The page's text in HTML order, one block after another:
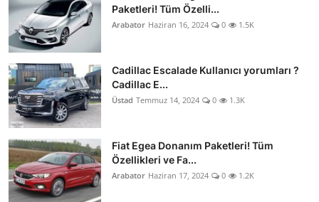
Paketleri! Tüm Özelli...
Arabator Haziran 16, 2024 0 1.5K
Cadillac Escalade Kullanıcı yorumları ?
Cadillac E...
Üstad Temmuz 14, 2024 0 1.3K
Fiat Egea Donanım Paketleri! Tüm
Özellikleri ve Fa...
Arabator Haziran 17, 2024 0 1.2K